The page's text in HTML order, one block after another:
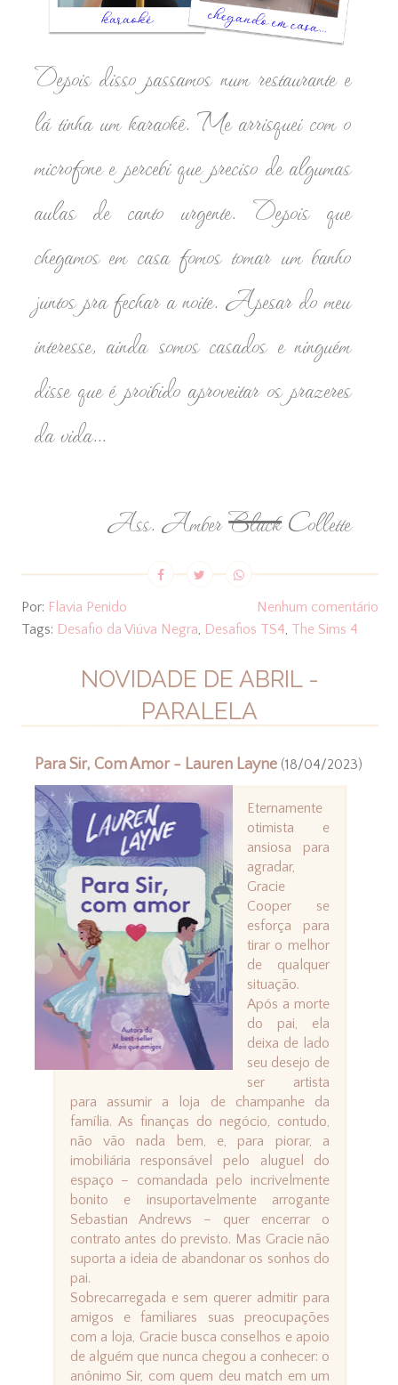
Depois disso passamos num restaurante e
lá tinha um karaokê. Me arrisquei com o
microfone e percebi que preciso de algumas
aulas de canto urgente. Depois que
chegamos em casa fomos tomar um banho
juntos pra fechar a noite. Apesar do meu
interesse, ainda somos casados e ninguém
disse que é proibido aproveitar os prazeres
da vida...
Ass. AmberBlackCollette
Por: Flavia Penido
Nenhum comentário
Tags: Desafio da Viúva Negra Desafios TS4 The Sims 4
NOVIDADE DE ABRIL -
PARALELA
Para Sir, Com Amor - Lauren Layne(18/04/2023)
Eternamente
otimista e
ansiosa para
agradar,
Gracie
Cooper se
esforça para
tirar o melhor
de qualquer
situação.
Após a morte
do pai, ela
deixa de lado
seu desejo de
ser artista
para assumir a loja de champanhe da
família. As finanças do negócio, contudo,
não vão nada bem, e, para piorar, a
imobiliária responsável pelo aluguel do
espaço – comandada pelo incrivelmente
bonito e insuportavelmente arrogante
Sebastian Andrews – quer encerrar o
contrato antes do previsto. Mas Gracie não
suporta a ideia de abandonar os sonhos do
pai.
Sobrecarregada e sem querer admitir para
amigos e familiares suas preocupações
com a loja, Gracie busca conselhos e apoio
de alguém que nunca chegou a conhecer: o
anônimo Sir, com quem deu match em um